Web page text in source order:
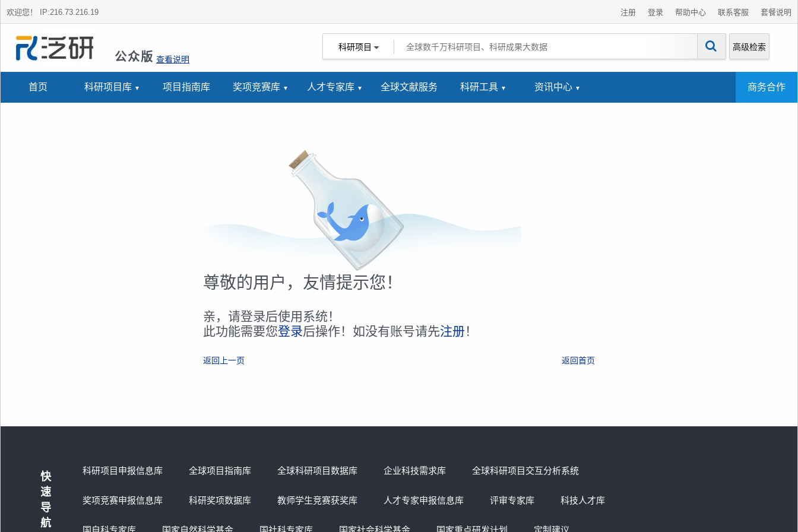
欢迎您！ IP:216.73.216.19 注册 登录 帮助中心 联系客服 套餐说明
公众版 查看说明
科研项目 高级检索
首页 科研项目库 项目指南库 奖项竞赛库 人才专家库 全球文献服务 科研工具 资讯中心 商务合作
尊敬的用户，友情提示您！
亲，请登录后使用系统！
此功能需要您登录后操作！如没有账号请先注册！
返回上一页 返回首页
快
速
导
航
科研项目申报信息库 全球项目指南库 全球科研项目数据库 企业科技需求库 全球科研项目交互分析系统
奖项竞赛申报信息库 科研奖项数据库 教师学生竞赛获奖库 人才专家申报信息库 评审专家库 科技人才库
国自科专家库 国家自然科学基金 国社科专家库 国家社会科学基金 国家重点研发计划 定制建议